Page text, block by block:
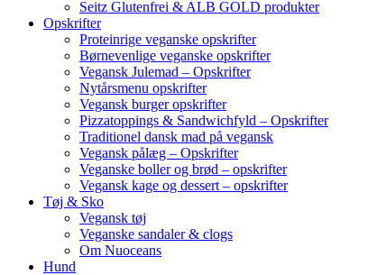
Seitz Glutenfrei & ALB GOLD produkter
Opskrifter
Proteinrige veganske opskrifter
Børnevenlige veganske opskrifter
Vegansk Julemad – Opskrifter
Nytårsmenu opskrifter
Vegansk burger opskrifter
Pizzatoppings & Sandwichfyld – Opskrifter
Traditionel dansk mad på vegansk
Vegansk pålæg – Opskrifter
Veganske boller og brød – opskrifter
Vegansk kage og dessert – opskrifter
Tøj & Sko
Vegansk tøj
Veganske sandaler & clogs
Om Nuoceans
Hund